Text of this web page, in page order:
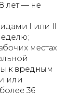
лет — не
I или II
местах
к вредным
или
36